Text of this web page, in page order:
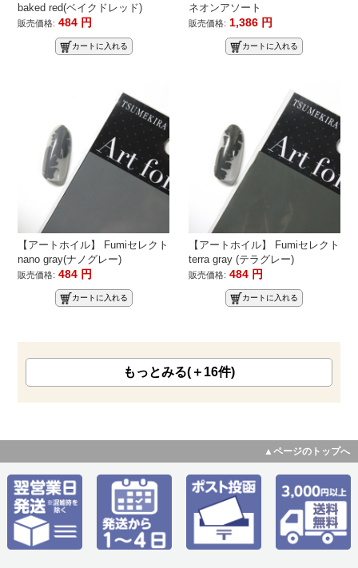
baked red(ベイクドレッド)
販売価格: 484 円
カートに入れる
ネオンアソート
販売価格: 1,386 円
カートに入れる
【アートホイル】 Fumiセレクト
nano gray(ナノグレー)
販売価格: 484 円
カートに入れる
【アートホイル】 Fumiセレクト
terra gray (テラグレー)
販売価格: 484 円
カートに入れる
もっとみる(＋16件)
▲ページのトップへ